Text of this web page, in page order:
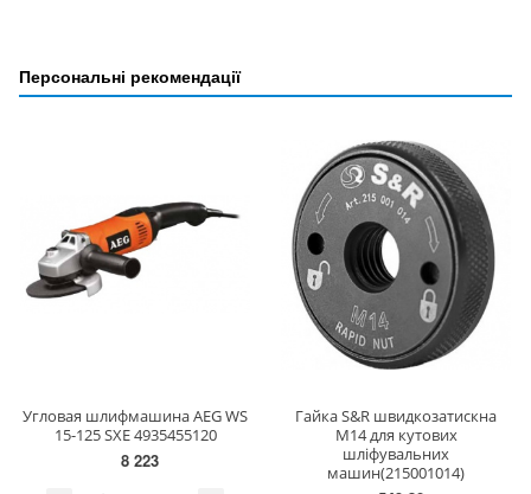
Персональні рекомендації
Угловая шлифмашина AEG WS
15-125 SXE 4935455120
8 223
Гайка S&R швидкозатискна
М14 для кутових
шліфувальних
машин(215001014)